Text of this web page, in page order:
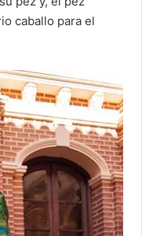
caballo para el